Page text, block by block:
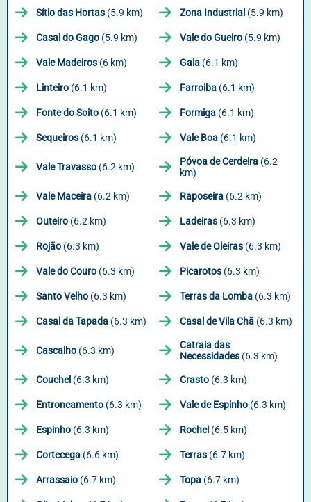
Sítio das Hortas (5.9 km) Zona Industrial (5.9 km)
Casal do Gago (5.9 km) Vale do Gueiro (5.9 km)
Vale Madeiros (6 km) Gaia (6.1 km)
Linteiro (6.1 km) Farroiba (6.1 km)
Fonte do Soito (6.1 km) Formiga (6.1 km)
Sequeiros (6.1 km) Vale Boa (6.1 km)
Vale Travasso (6.2 km) Póvoa de Cerdeira (6.2
km)
Vale Maceira (6.2 km) Raposeira (6.2 km)
Outeiro (6.2 km) Ladeiras (6.3 km)
Rojão (6.3 km) Vale de Oleiras (6.3 km)
Vale do Couro (6.3 km) Picarotos (6.3 km)
Santo Velho (6.3 km) Terras da Lomba (6.3 km)
Casal da Tapada (6.3 km) Casal de Vila Chã (6.3 km)
Cascalho (6.3 km)
Catraia das
Necessidades (6.3 km)
Couchel (6.3 km) Crasto (6.3 km)
Entroncamento (6.3 km) Vale de Espinho (6.3 km)
Espinho (6.3 km) Rochel (6.5 km)
Cortecega (6.6 km) Terras (6.7 km)
Arrassaio (6.7 km) Topa (6.7 km)